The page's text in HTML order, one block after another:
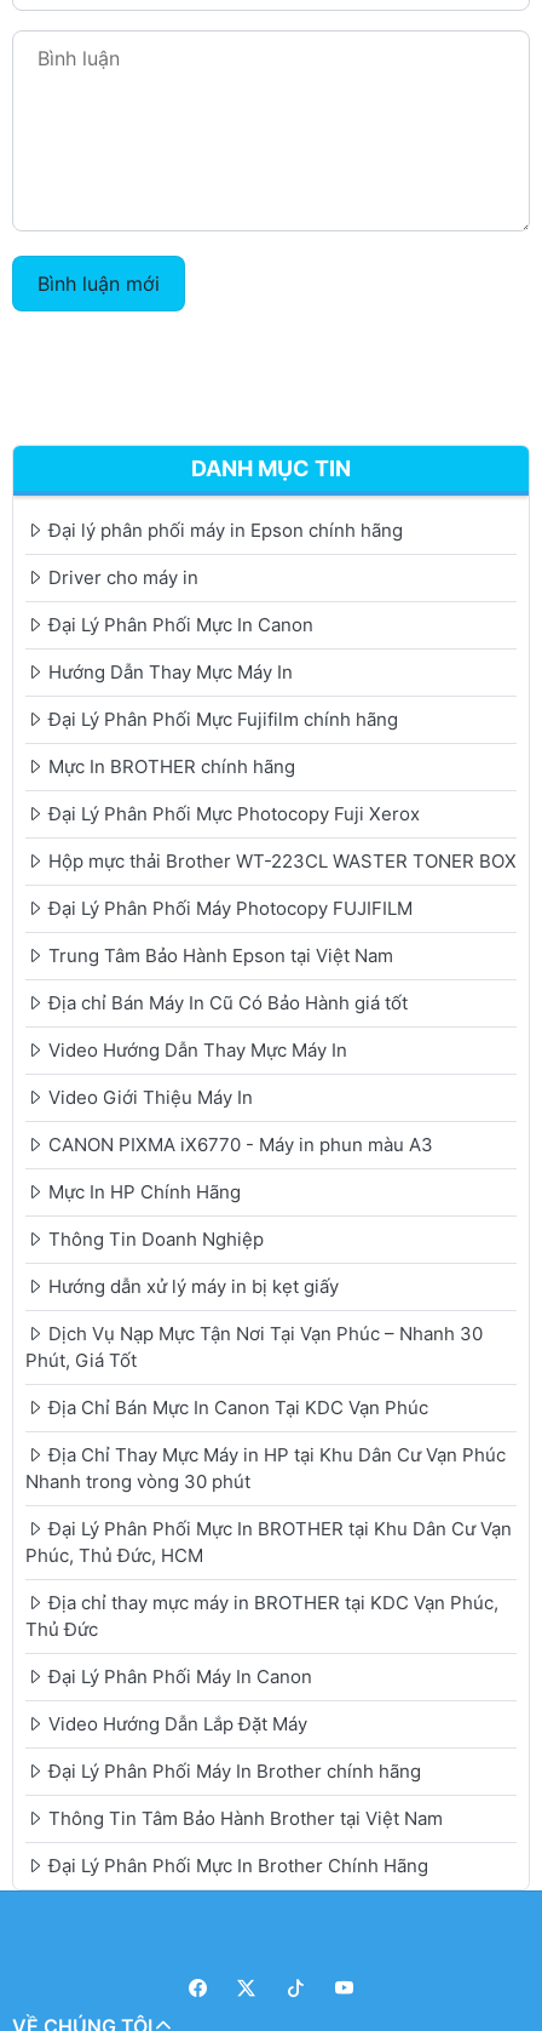
Bình luận mới
DANH MỤC TIN
Đại lý phân phối máy in Epson chính hãng
Driver cho máy in
Đại Lý Phân Phối Mực In Canon
Hướng Dẫn Thay Mực Máy In
Đại Lý Phân Phối Mực Fujifilm chính hãng
Mực In BROTHER chính hãng
Đại Lý Phân Phối Mực Photocopy Fuji Xerox
Hộp mực thải Brother WT-223CL WASTER TONER BOX
Đại Lý Phân Phối Máy Photocopy FUJIFILM
Trung Tâm Bảo Hành Epson tại Việt Nam
Địa chỉ Bán Máy In Cũ Có Bảo Hành giá tốt
Video Hướng Dẫn Thay Mực Máy In
Video Giới Thiệu Máy In
CANON PIXMA iX6770 - Máy in phun màu A3
Mực In HP Chính Hãng
Thông Tin Doanh Nghiệp
Hướng dẫn xử lý máy in bị kẹt giấy
Dịch Vụ Nạp Mực Tận Nơi Tại Vạn Phúc – Nhanh 30
Phút, Giá Tốt
Địa Chỉ Bán Mực In Canon Tại KDC Vạn Phúc
Địa Chỉ Thay Mực Máy in HP tại Khu Dân Cư Vạn Phúc
Nhanh trong vòng 30 phút
Đại Lý Phân Phối Mực In BROTHER tại Khu Dân Cư Vạn
Phúc, Thủ Đức, HCM
Địa chỉ thay mực máy in BROTHER tại KDC Vạn Phúc,
Thủ Đức
Đại Lý Phân Phối Máy In Canon
Video Hướng Dẫn Lắp Đặt Máy
Đại Lý Phân Phối Máy In Brother chính hãng
Thông Tin Tâm Bảo Hành Brother tại Việt Nam
Đại Lý Phân Phối Mực In Brother Chính Hãng